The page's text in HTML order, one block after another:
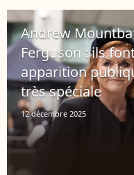
Andrew
Ferguson : ils
apparition
très spéciale
12 décembre 2025